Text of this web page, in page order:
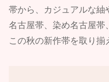
帯から、カジュアルな紬
名古屋帯、染め名古屋帯
この秋の新作帯を取り揃